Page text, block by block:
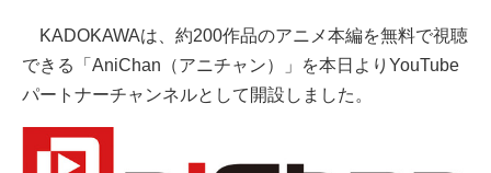
KADOKAWAは、約200作品のアニメ本編を無料で視聴
できる「AniChan（アニチャン）」を本日よりYouTube
パートナーチャンネルとして開設しました。